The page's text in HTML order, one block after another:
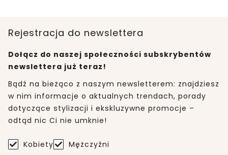
Rejestracja do newslettera
Dołącz do naszej społeczności subskrybentów
newslettera już teraz!
Bądź na bieżąco z naszym newsletterem: znajdziesz
w nim informacje o aktualnych trendach, porady
dotyczące stylizacji i ekskluzywne promocje –
odtąd nic Ci nie umknie!
Kobiety Mężczyźni